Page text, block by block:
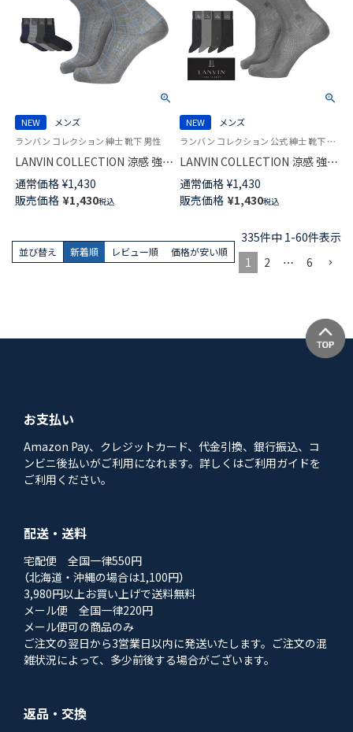
NEW
メンズ
ランバン コレクション 紳士 靴下 男性
LANVIN COLLECTION 涼感 強撚
糸 足底メッシュ 抗菌防臭 チェ
ック ミドル丈 ビジネス ソック
ス メンズ 02402041
通常価格 ¥1,430
販売価格 ¥1,430税込
NEW
メンズ
ランバン コレクション 公式 紳士 靴下 男性
LANVIN COLLECTION 涼感 強撚
糸 総メッシュ 抗菌防臭 クルー
丈 ビジネス ソックス メンズ
02402040
通常価格 ¥1,430
販売価格 ¥1,430税込
並び替え 新着順 レビュー順 価格が安い順
335件中 1-60件表示
1
2 … 6
お支払い
Amazon Pay、クレジットカード、代金引換、銀行振込、コ
ンビニ後払いがご利用になれます。詳しくはご利用ガイドを
ご利用ください。
配送・送料
宅配便 全国一律550円
（北海道・沖縄の場合は1,100円）
3,980円以上お買い上げで送料無料
メール便 全国一律220円
メール便可の商品のみ
ご注文の翌日から3営業日以内に発送いたします。ご注文の混
雑状況によって、多少前後する場合がございます。
返品・交換